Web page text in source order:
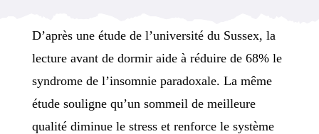
D’après une étude de l’université du Sussex, la
lecture avant de dormir aide à réduire de 68% le
syndrome de l’insomnie paradoxale. La même
étude souligne qu’un sommeil de meilleure
qualité diminue le stress et renforce le système